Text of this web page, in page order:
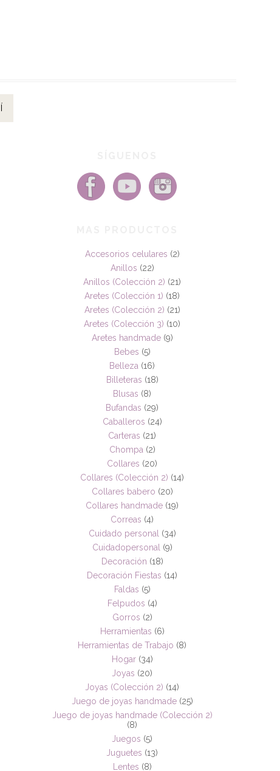
Accesorios celulares (2)
Anillos (22)
Anillos (Colección 2) (21)
Aretes (Colección 1) (18)
Aretes (Colección 2) (21)
Aretes (Colección 3) (10)
Aretes handmade (9)
Bebes (5)
Belleza (16)
Billeteras (18)
Blusas (8)
Bufandas (29)
Caballeros (24)
Carteras (21)
Chompa (2)
Collares (20)
Collares (Colección 2) (14)
Collares babero (20)
Collares handmade (19)
Correas (4)
Cuidado personal (34)
Cuidadopersonal (9)
Decoración (18)
Decoración Fiestas (14)
Faldas (5)
Felpudos (4)
Gorros (2)
Herramientas (6)
Herramientas de Trabajo (8)
Hogar (34)
Joyas (20)
Joyas (Colección 2) (14)
Juego de joyas handmade (25)
Juego de joyas handmade (Colección 2)
(8)
Juegos (5)
Juguetes (13)
Lentes (8)